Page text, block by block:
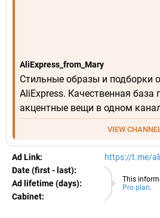
AliExpress_from_Mary
Стильные образы и подборки
AliExpress. Качественная база
акцентные вещи в одном
VIEW
Ad Link: https://t.me/
This
Pro plan.
Date (first - last):
10.08.2026
Ad lifetime (days):
Cabinet:
EURO